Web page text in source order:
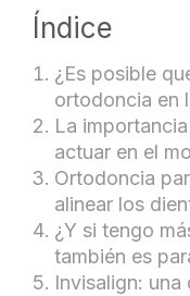
Índice
¿Es posible
ortodoncia en
La
actuar en el
Ortodoncia
alinear los
¿Y si tengo
también es
Invisalign: